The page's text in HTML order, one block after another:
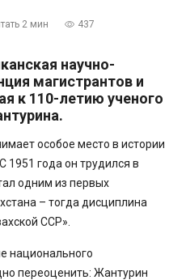
2 мин 437
научно-
магистрантов и
к 110-летию ученого
особое место в истории
1951 года он трудился в
одним из первых
– тогда дисциплина
ССР».
национального
переоценить: Жантурин